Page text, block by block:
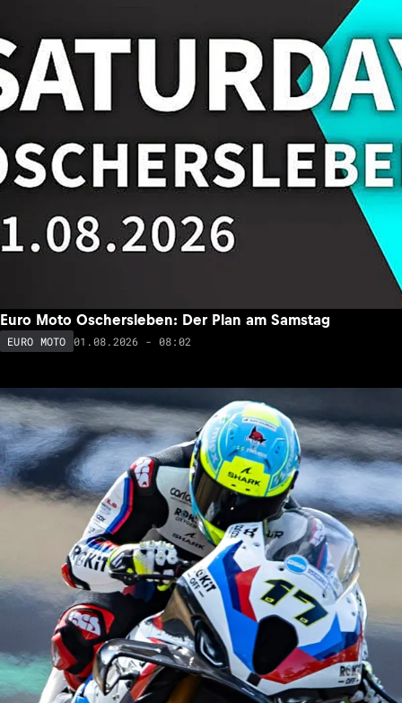
Euro Moto Oschersleben: Der Plan am Samstag
EURO MOTO 01.08.2026 - 08:02